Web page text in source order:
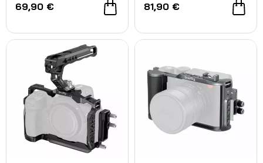
69,90 € 81,90 €